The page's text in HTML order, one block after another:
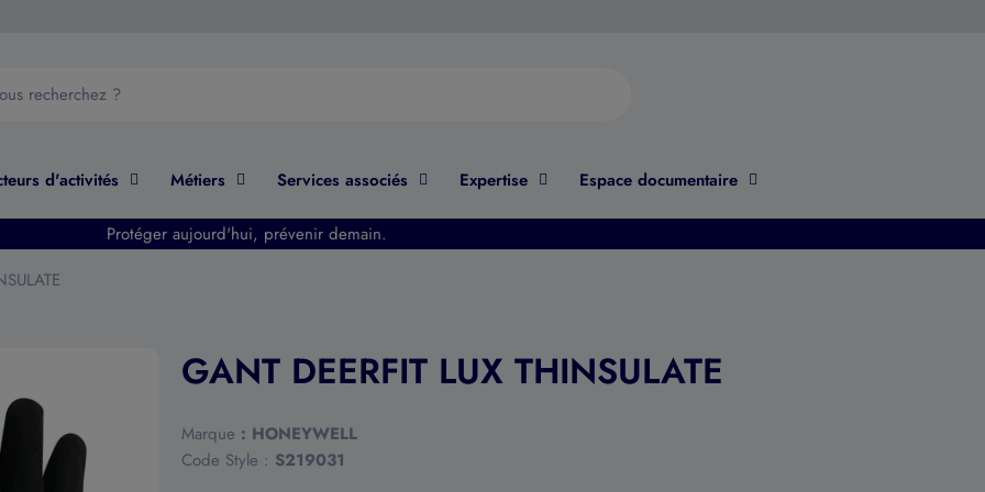
d'activités Métiers Services associés Expertise Espace documentaire
Protéger aujourd'hui, prévenir demain.
GANT DEERFIT LUX THINSULATE
Marque : HONEYWELL
Code Style : S219031